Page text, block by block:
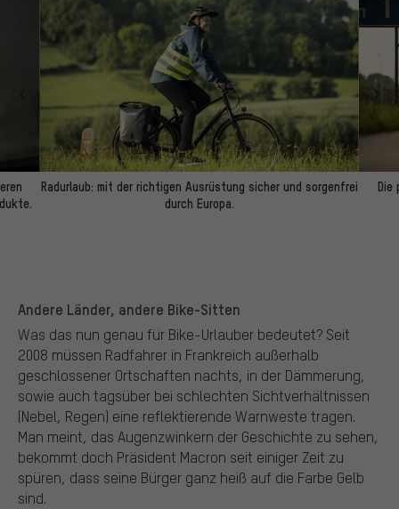
Radurlaub: mit der richtigen Ausrüstung sicher und sorgenfrei
durch Europa.
Die
Andere Länder, andere Bike-Sitten
Was das nun genau für Bike-Urlauber bedeutet? Seit
2008 müssen Radfahrer in Frankreich außerhalb
geschlossener Ortschaften nachts, in der Dämmerung,
sowie auch tagsüber bei schlechten Sichtverhältnissen
(Nebel, Regen) eine reflektierende Warnweste tragen.
Man meint, das Augenzwinkern der Geschichte zu sehen,
bekommt doch Präsident Macron seit einiger Zeit zu
spüren, dass seine Bürger ganz heiß auf die Farbe Gelb
sind.